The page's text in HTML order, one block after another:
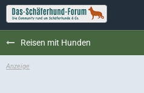
Reisen mit Hunden